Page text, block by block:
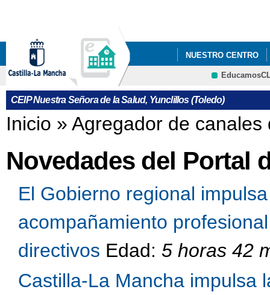
NUESTRO CENTRO
INSTAGRAM DEL
CRFP
CEIP Nuestra Señora de la Salud, Yunclillos (Toledo)
Se encuentra usted aquí
Inicio » Agregador de canales
Novedades del Portal
El Gobierno regional
acompañamiento
directivos Edad: 5 horas 42
Castilla-La Mancha impulsa